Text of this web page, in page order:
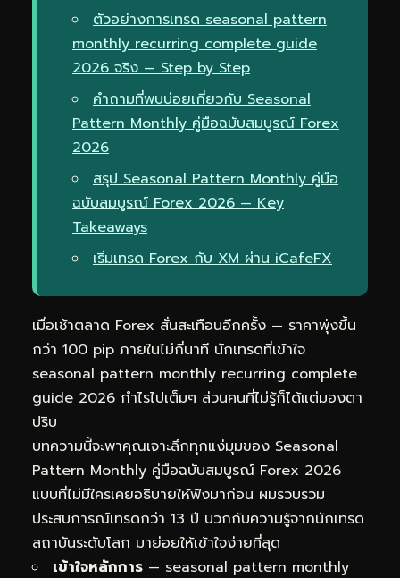
ตัวอย่างการเทรด seasonal pattern
monthly recurring complete guide
2026 จริง — Step by Step
คำถามที่พบบ่อยเกี่ยวกับ Seasonal
Pattern Monthly คู่มือฉบับสมบูรณ์ Forex
2026
สรุป Seasonal Pattern Monthly คู่มือ
ฉบับสมบูรณ์ Forex 2026 — Key
Takeaways
เริ่มเทรด Forex กับ XM ผ่าน iCafeFX
เมื่อเช้าตลาด Forex สั่นสะเทือนอีกครั้ง — ราคาพุ่งขึ้น
กว่า 100 pip ภายในไม่กี่นาที นักเทรดที่เข้าใจ
seasonal pattern monthly recurring complete
guide 2026 กำไรไปเต็มๆ ส่วนคนที่ไม่รู้ก็ได้แต่มองตา
ปริบ
บทความนี้จะพาคุณเจาะลึกทุกแง่มุมของ Seasonal
Pattern Monthly คู่มือฉบับสมบูรณ์ Forex 2026
แบบที่ไม่มีใครเคยอธิบายให้ฟังมาก่อน ผมรวบรวม
ประสบการณ์เทรดกว่า 13 ปี บวกกับความรู้จากนักเทรด
สถาบันระดับโลก มาย่อยให้เข้าใจง่ายที่สุด
เข้าใจหลักการ — seasonal pattern monthly